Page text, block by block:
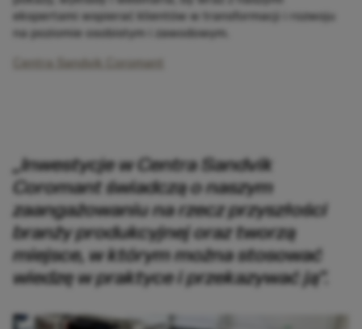
ekspertami wspierać klientów w transformacji i rozwoju
na poziomie osobistym i zawodowym.​
Centra Sandvik Coromant
„Inwestycje w Centra Sandvik
Coromant świadczą o naszym
zaangażowaniu na rzecz przyszłości
branży produkcyjnej oraz tworzą
miejsce, w którym można stosować
wiedzę w praktyce i przekazywać ją”.